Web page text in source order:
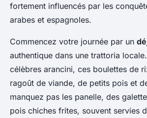
fortement influencés par les
arabes et espagnoles.
Commencez votre journée par un
authentique dans une trattoria
célèbres arancini, ces boulettes de
ragoût de viande, de petits pois et
manquez pas les panelle, des
pois chiches frites, souvent servies